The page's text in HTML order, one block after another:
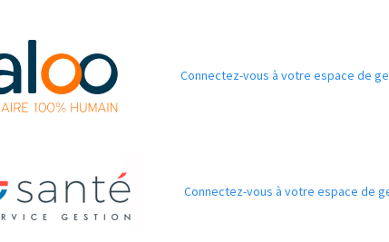
Connectez-vous à votre espace de
Connectez-vous à votre espace de